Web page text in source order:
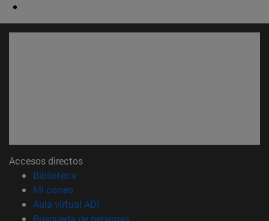
Accesos directos
Biblioteca
Mi correo(abre en nueva ventana)
Aula virtual ADI
(abre en nueva ventana)